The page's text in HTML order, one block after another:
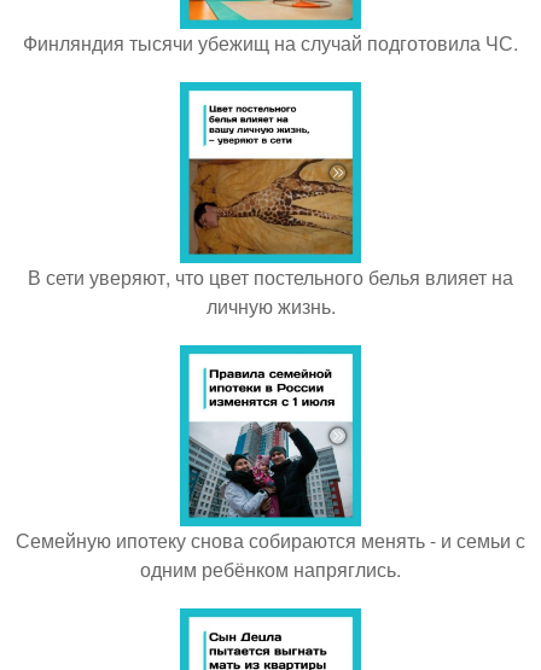
Финляндия тысячи убежищ на случай подготовила ЧС.
В сети уверяют, что цвет постельного белья влияет на
личную жизнь.
Семейную ипотеку снова собираются менять - и семьи с
одним ребёнком напряглись.